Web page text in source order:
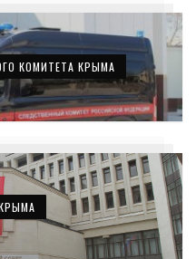
КОМИТЕТА КРЫМА